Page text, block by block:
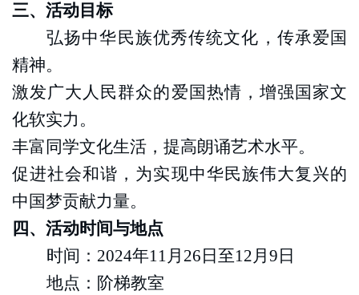
三、活动目标
弘扬中华民族优秀传统文化，传承爱国
精神。
激发广大人民群众的爱国热情，增强国家文
化软实力。
丰富同学文化生活，提高朗诵艺术水平。
促进社会和谐，为实现中华民族伟大复兴的
中国梦贡献力量。
四、活动时间与地点
时间 ： 2024年11月 26 日 至12月9日
地点 ：阶梯教室